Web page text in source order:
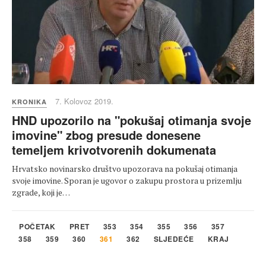
KRONIKA 7. Kolovoz 2019.
HND upozorilo na "pokušaj otimanja svoje
imovine" zbog presude donesene
temeljem krivotvorenih dokumenata
Hrvatsko novinarsko društvo upozorava na pokušaj otimanja
svoje imovine. Sporan je ugovor o zakupu prostora u prizemlju
zgrade, koji je…
POČETAK PRET 353 354 355 356
357
358
359 360 361 362 SLJEDEĆE KRAJ